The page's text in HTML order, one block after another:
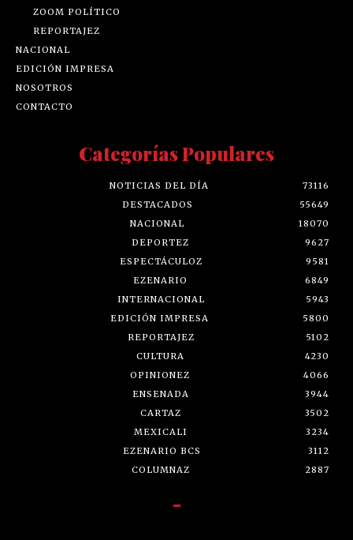
ZOOM POLÍTICO
REPORTAJEZ
NACIONAL
EDICIÓN IMPRESA
NOSOTROS
CONTACTO
Categorías Populares
NOTICIAS DEL DÍA
73116
DESTACADOS
55649
NACIONAL
18070
DEPORTEZ
9627
ESPECTÁCULOZ
9581
EZENARIO
6849
INTERNACIONAL
5943
EDICIÓN IMPRESA
5800
REPORTAJEZ
5102
CULTURA
4230
OPINIONEZ
4066
ENSENADA
3944
CARTAZ
3502
MEXICALI
3234
EZENARIO BCS
3112
COLUMNAZ
2887
-